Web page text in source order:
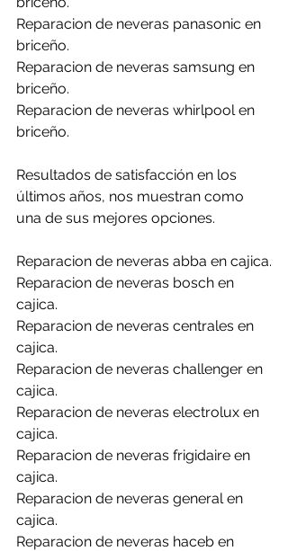
Reparacion de neveras panasonic en
briceño.
Reparacion de neveras samsung en
briceño.
Reparacion de neveras whirlpool en
briceño.
Resultados de satisfacción en los
últimos años, nos muestran como
una de sus mejores opciones.
Reparacion de neveras abba en cajica.
Reparacion de neveras bosch en
cajica.
Reparacion de neveras centrales en
cajica.
Reparacion de neveras challenger en
cajica.
Reparacion de neveras electrolux en
cajica.
Reparacion de neveras frigidaire en
cajica.
Reparacion de neveras general en
cajica.
Reparacion de neveras haceb en